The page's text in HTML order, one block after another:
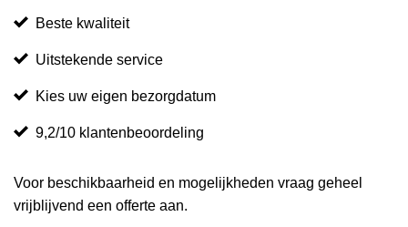
Beste kwaliteit
Uitstekende service
Kies uw eigen bezorgdatum
9,2/10 klantenbeoordeling
Voor beschikbaarheid en mogelijkheden vraag geheel
vrijblijvend een offerte aan.